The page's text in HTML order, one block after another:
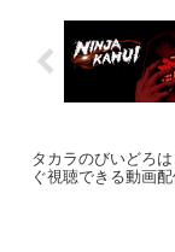
タカラのびいどろ
ぐ視聴できる動画